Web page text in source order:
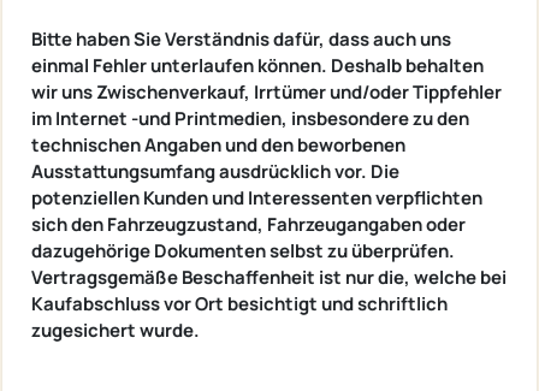
Bitte haben Sie Verständnis dafür, dass auch uns
einmal Fehler unterlaufen können. Deshalb behalten
wir uns Zwischenverkauf, Irrtümer und/oder Tippfehler
im Internet -und Printmedien, insbesondere zu den
technischen Angaben und den beworbenen
Ausstattungsumfang ausdrücklich vor. Die
potenziellen Kunden und Interessenten verpflichten
sich den Fahrzeugzustand, Fahrzeugangaben oder
dazugehörige Dokumenten selbst zu überprüfen.
Vertragsgemäße Beschaffenheit ist nur die, welche bei
Kaufabschluss vor Ort besichtigt und schriftlich
zugesichert wurde.